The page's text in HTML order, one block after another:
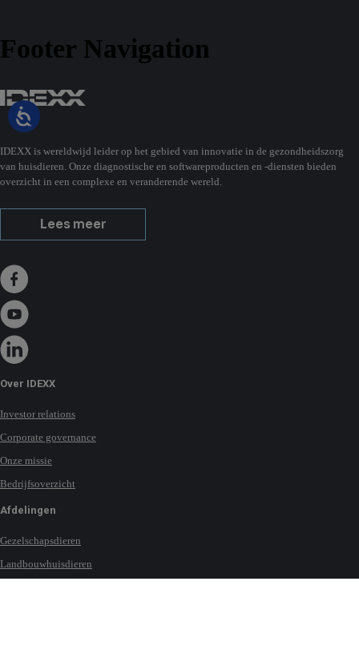
Footer Navigation
IDEXX is wereldwijd leider op het gebied van innovatie in de gezondheidszorg
van huisdieren. Onze diagnostische en softwareproducten en -diensten bieden
overzicht in een complexe en veranderende wereld.
Lees meer
Over IDEXX
Investor relations
Corporate governance
Onze missie
Bedrijfsoverzicht
Afdelingen
Gezelschapsdieren
Landbouwhuisdieren